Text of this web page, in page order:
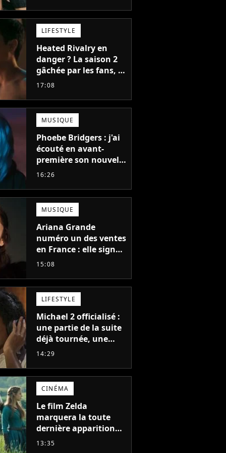
LIFESTYLE
Heated Rivalry en
danger ? La saison 2
gâchée par les fans, le
créateur pousse un
17:08
MUSIQUE
Phoebe Bridgers : j'ai
écouté en avant-
première son nouvel
album, c'est le bijou
16:26
MUSIQUE
Ariana Grande
numéro un des ventes
en France : elle signe
le meilleur démarrage
son album Petal
15:08
LIFESTYLE
Michael 2 officialisé :
une partie de la suite
déjà tournée, une
sortie possible en
14:29
CINÉMA
Le film Zelda
marquera la toute
dernière apparition
de cet acteur
13:35